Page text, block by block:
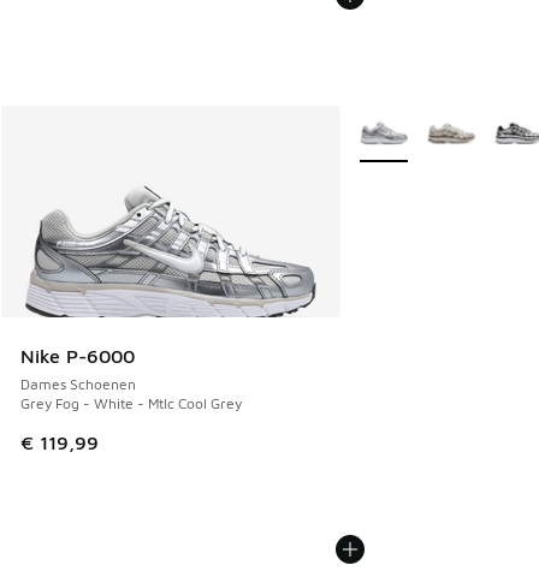
Nike P-6000
Dames Schoenen
Grey Fog - White - Mtlc Cool Grey
€ 119,99
Meer kleuren